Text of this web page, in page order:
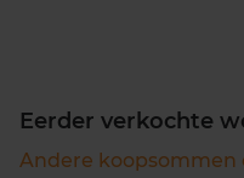
Eerder verkochte
Andere koopsommen